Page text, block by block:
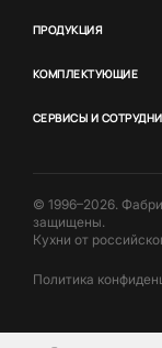
ПРОДУКЦИЯ
КОМПЛЕКТУЮЩИЕ
СЕРВИСЫ И
© 1996–2026.
защищены.
Кухни от
Политика